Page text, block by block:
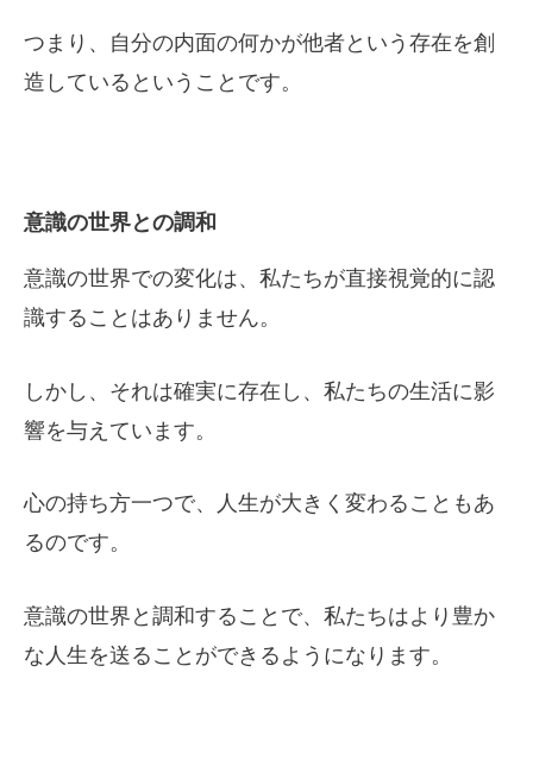
つまり、自分の内面の何かが他者という存在を創
造しているということです。
意識の世界との調和
意識の世界での変化は、私たちが直接視覚的に認
識することはありません。
しかし、それは確実に存在し、私たちの生活に影
響を与えています。
心の持ち方一つで、人生が大きく変わることもあ
るのです。
意識の世界と調和することで、私たちはより豊か
な人生を送ることができるようになります。